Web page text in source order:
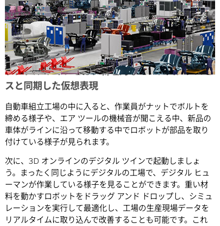
デジタル ツインとは、物理的なモノ、人、プロセ
スと同期した仮想表現
自動車組立工場の中に入ると、作業員がナットでボルトを
締める様子や、エア ツールの機械音が聞こえる中、新品の
車体がラインに沿って移動する中でロボットが部品を取り
付けている様子が見られます。
次に、3D オンラインのデジタル ツインで起動しましょ
う。まったく同じようにデジタルの工場で、デジタル ヒュ
ーマンが作業している様子を見ることができます。重い材
料を動かすロボットをドラッグ アンド ドロップし、シミュ
レーションを実行して最適化し、工場の生産現場データを
リアルタイムに取り込んで改善することも可能です。これ